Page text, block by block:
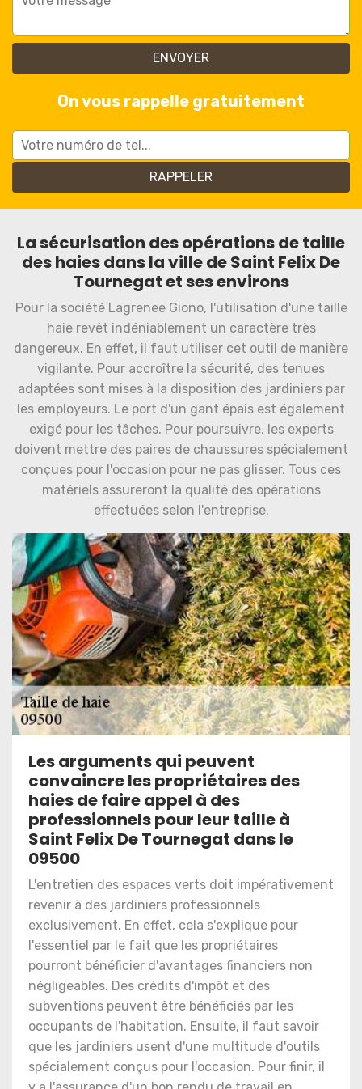
On vous rappelle gratuitement
La sécurisation des opérations de taille
des haies dans la ville de Saint Felix De
Tournegat et ses environs
Pour la société Lagrenee Giono, l'utilisation d'une taille
haie revêt indéniablement un caractère très
dangereux. En effet, il faut utiliser cet outil de manière
vigilante. Pour accroître la sécurité, des tenues
adaptées sont mises à la disposition des jardiniers par
les employeurs. Le port d'un gant épais est également
exigé pour les tâches. Pour poursuivre, les experts
doivent mettre des paires de chaussures spécialement
conçues pour l'occasion pour ne pas glisser. Tous ces
matériels assureront la qualité des opérations
effectuées selon l'entreprise.
Les arguments qui peuvent
convaincre les propriétaires des
haies de faire appel à des
professionnels pour leur taille à
Saint Felix De Tournegat dans le
09500
L'entretien des espaces verts doit impérativement
revenir à des jardiniers professionnels
exclusivement. En effet, cela s'explique pour
l'essentiel par le fait que les propriétaires
pourront bénéficier d'avantages financiers non
négligeables. Des crédits d'impôt et des
subventions peuvent être bénéficiés par les
occupants de l'habitation. Ensuite, il faut savoir
que les jardiniers usent d'une multitude d'outils
spécialement conçus pour l'occasion. Pour finir, il